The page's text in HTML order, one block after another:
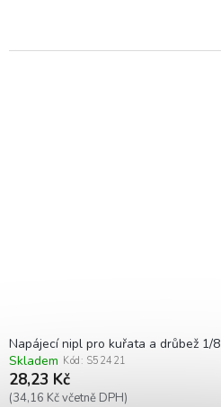
Napájecí nipl pro kuřata a drůbež 1/8
Skladem Kód: S52421
28,23 Kč
(34,16 Kč včetně DPH)